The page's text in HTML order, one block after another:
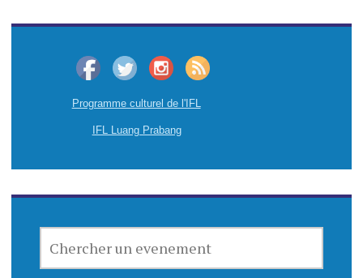
Programme culturel de l'IFL
IFL Luang Prabang
UN